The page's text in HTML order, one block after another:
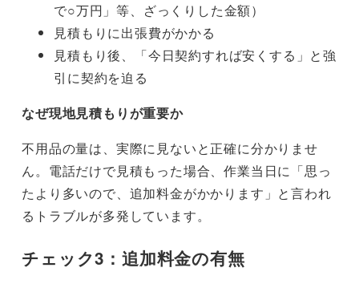
で○万円」等、ざっくりした金額）
見積もりに出張費がかかる
見積もり後、「今日契約すれば安くする」と強
引に契約を迫る
なぜ現地見積もりが重要か
不用品の量は、実際に見ないと正確に分かりませ
ん。電話だけで見積もった場合、作業当日に「思っ
たより多いので、追加料金がかかります」と言われ
るトラブルが多発しています。
チェック3：追加料金の有無